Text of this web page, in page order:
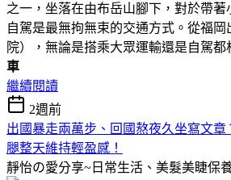
之一，坐落在由布岳山腳下，對於帶著
自駕是最無拘無束的交通方式。從福
院），無論是搭乘大眾運輸還是自駕都
車
繼續閱讀
2週前
出國暴走兩萬步、回國熬夜久坐寫文章
腿整天維持輕盈感！
靜怡の愛分享~日常生活、美髮美睫保